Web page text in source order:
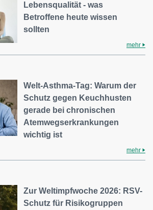
Lebensqualität - was
Betroffene heute wissen
sollten
mehr
Welt-Asthma-Tag: Warum der
Schutz gegen Keuchhusten
gerade bei chronischen
Atemwegserkrankungen
wichtig ist
mehr
Zur Weltimpfwoche 2026: RSV-
Schutz für Risikogruppen